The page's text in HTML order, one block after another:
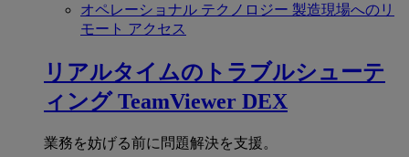
オペレーショナル テクノロジー 製造現場へのリ
モート アクセス
リアルタイムのトラブルシューテ
ィング TeamViewer DEX
業務を妨げる前に問題解決を支援。